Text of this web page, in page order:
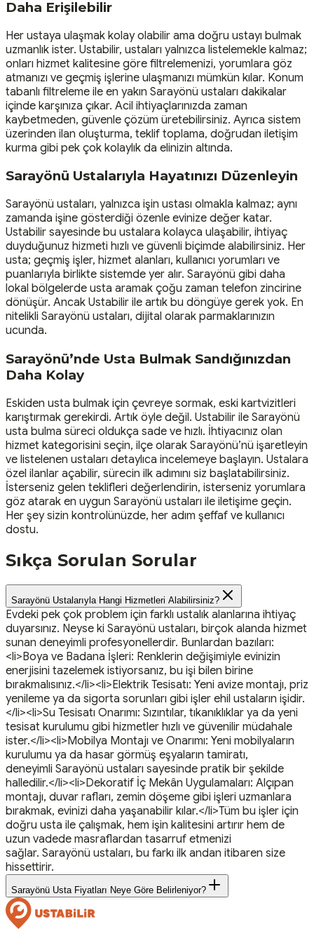
Daha Erişilebilir
Her ustaya ulaşmak kolay olabilir ama doğru ustayı bulmak
uzmanlık ister. Ustabilir, ustaları yalnızca listelemekle kalmaz;
onları hizmet kalitesine göre filtrelemenizi, yorumlara göz
atmanızı ve geçmiş işlerine ulaşmanızı mümkün kılar. Konum
tabanlı filtreleme ile en yakın Sarayönü ustaları dakikalar
içinde karşınıza çıkar. Acil ihtiyaçlarınızda zaman
kaybetmeden, güvenle çözüm üretebilirsiniz. Ayrıca sistem
üzerinden ilan oluşturma, teklif toplama, doğrudan iletişim
kurma gibi pek çok kolaylık da elinizin altında.
Sarayönü Ustalarıyla Hayatınızı Düzenleyin
Sarayönü ustaları, yalnızca işin ustası olmakla kalmaz; aynı
zamanda işine gösterdiği özenle evinize değer katar.
Ustabilir sayesinde bu ustalara kolayca ulaşabilir, ihtiyaç
duyduğunuz hizmeti hızlı ve güvenli biçimde alabilirsiniz. Her
usta; geçmiş işler, hizmet alanları, kullanıcı yorumları ve
puanlarıyla birlikte sistemde yer alır. Sarayönü gibi daha
lokal bölgelerde usta aramak çoğu zaman telefon zincirine
dönüşür. Ancak Ustabilir ile artık bu döngüye gerek yok. En
nitelikli Sarayönü ustaları, dijital olarak parmaklarınızın
ucunda.
Sarayönü’nde Usta Bulmak Sandığınızdan
Daha Kolay
Eskiden usta bulmak için çevreye sormak, eski kartvizitleri
karıştırmak gerekirdi. Artık öyle değil. Ustabilir ile Sarayönü
usta bulma süreci oldukça sade ve hızlı. İhtiyacınız olan
hizmet kategorisini seçin, ilçe olarak Sarayönü’nü işaretleyin
ve listelenen ustaları detaylıca incelemeye başlayın. Ustalara
özel ilanlar açabilir, sürecin ilk adımını siz başlatabilirsiniz.
İsterseniz gelen teklifleri değerlendirin, isterseniz yorumlara
göz atarak en uygun Sarayönü ustaları ile iletişime geçin.
Her şey sizin kontrolünüzde, her adım şeffaf ve kullanıcı
dostu.
Sıkça Sorulan Sorular
Sarayönü Ustalarıyla Hangi Hizmetleri Alabilirsiniz?
Evdeki pek çok problem için farklı ustalık alanlarına ihtiyaç
duyarsınız. Neyse ki Sarayönü ustaları, birçok alanda hizmet
sunan deneyimli profesyonellerdir. Bunlardan bazıları:
<li>Boya ve Badana İşleri: Renklerin değişimiyle evinizin
enerjisini tazelemek istiyorsanız, bu işi bilen birine
bırakmalısınız.</li><li>Elektrik Tesisatı: Yeni avize montajı, priz
yenileme ya da sigorta sorunları gibi işler ehil ustaların işidir.
</li><li>Su Tesisatı Onarımı: Sızıntılar, tıkanıklıklar ya da yeni
tesisat kurulumu gibi hizmetler hızlı ve güvenilir müdahale
ister.</li><li>Mobilya Montajı ve Onarımı: Yeni mobilyaların
kurulumu ya da hasar görmüş eşyaların tamiratı,
deneyimli Sarayönü ustaları sayesinde pratik bir şekilde
halledilir.</li><li>Dekoratif İç Mekân Uygulamaları: Alçıpan
montajı, duvar rafları, zemin döşeme gibi işleri uzmanlara
bırakmak, evinizi daha yaşanabilir kılar.</li>Tüm bu işler için
doğru usta ile çalışmak, hem işin kalitesini artırır hem de
uzun vadede masraflardan tasarruf etmenizi
sağlar. Sarayönü ustaları, bu farkı ilk andan itibaren size
hissettirir.
Sarayönü Usta Fiyatları Neye Göre Belirleniyor?